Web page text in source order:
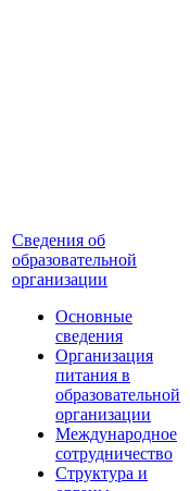
Cведения об
образовательной
организации
Основные
сведения
Организация
питания в
образовательной
организации
Международное
сотрудничество
Cтруктура и